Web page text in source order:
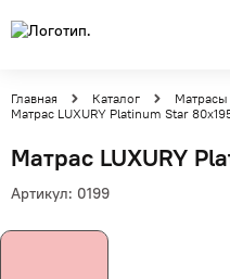
Главная Каталог
Матрасы
Матрас LUXURY Platinum Star
Матрас LUXURY
Артикул: 0199